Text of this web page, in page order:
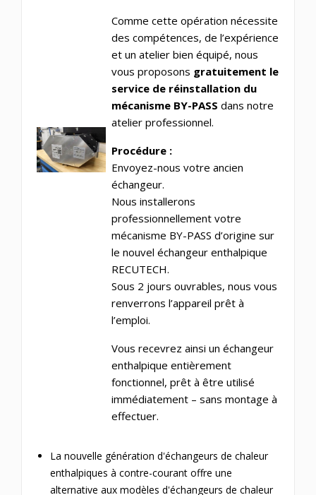
Comme cette opération nécessite
des compétences, de l’expérience
et un atelier bien équipé, nous
vous proposons gratuitement le
service de réinstallation du
mécanisme BY-PASS dans notre
atelier professionnel.
Procédure :
Envoyez-nous votre ancien
échangeur.
Nous installerons
professionnellement votre
mécanisme BY-PASS d’origine sur
le nouvel échangeur enthalpique
RECUTECH.
Sous 2 jours ouvrables, nous vous
renverrons l’appareil prêt à
l’emploi.
Vous recevrez ainsi un échangeur
enthalpique entièrement
fonctionnel, prêt à être utilisé
immédiatement – sans montage à
effectuer.
La nouvelle génération d'échangeurs de chaleur
enthalpiques à contre-courant offre une
alternative aux modèles d'échangeurs de chaleur